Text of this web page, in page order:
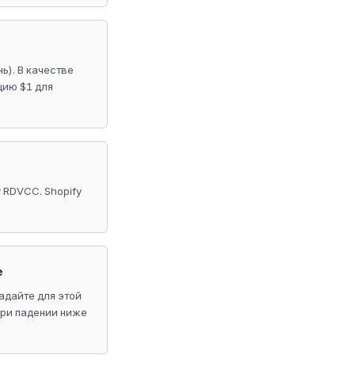
В качестве
$1 для
Shopify
для этой
падении ниже